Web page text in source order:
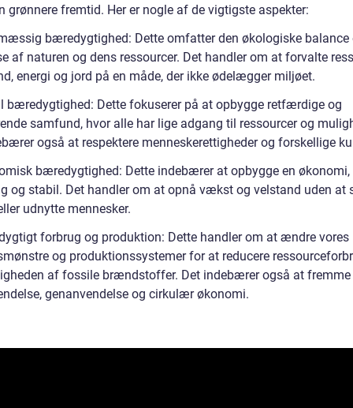
grønnere fremtid. Her er nogle af de vigtigste aspekter:
bæredygtighed: Dette omfatter den økologiske balance
af naturen og dens ressourcer. Det handler om at forvalte
energi og jord på en måde, der ikke ødelægger miljøet.
bæredygtighed: Dette fokuserer på at opbygge retfærdige og
samfund, hvor alle har lige adgang til ressourcer og
også at respektere menneskerettigheder og forskellige
bæredygtighed: Dette indebærer at opbygge en økonomi,
og stabil. Det handler om at opnå vækst og velstand uden at
udnytte mennesker.
forbrug og produktion: Dette handler om at ændre vores
og produktionssystemer for at reducere
af fossile brændstoffer. Det indebærer også at fremme
genanvendelse og cirkulær økonomi.